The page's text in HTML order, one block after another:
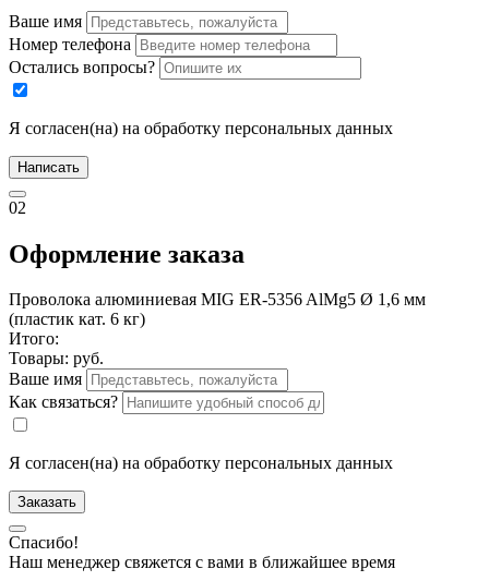
Ваше имя
Номер телефона
Остались вопросы?
Я согласен(на) на обработку персональных данных
Написать
02
Оформление заказа
Проволока алюминиевая MIG ER-5356 AlMg5 Ø 1,6 мм
(пластик кат. 6 кг)
Итого:
Товары: руб.
Ваше имя
Как связаться?
Я согласен(на) на обработку персональных данных
Заказать
Спасибо!
Наш менеджер свяжется с вами в ближайшее время